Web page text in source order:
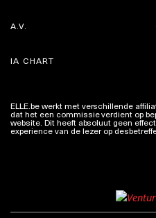
A.V.
IA CHART
ELLE.be werkt met verschillende
dat het een commissie verdient op
website. Dit heeft absoluut geen
experience van de lezer op